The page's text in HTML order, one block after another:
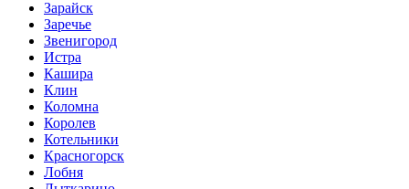
Зарайск
Заречье
Звенигород
Истра
Кашира
Клин
Коломна
Королев
Котельники
Красногорск
Лобня